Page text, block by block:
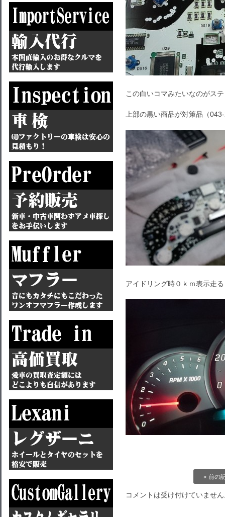
この白いコマみたいなのがス
上部の黒い商品が対策品（
アイドリング時０ｋｍ表示走
« 前の
コメントは受け付けていませ